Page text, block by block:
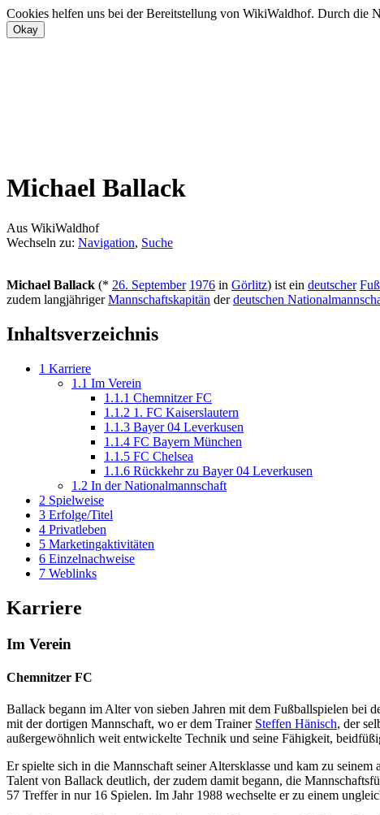
Cookies helfen uns bei der Bereitstellung von WikiWaldhof. Durch die
Michael Ballack
Aus WikiWaldhof
Wechseln zu: Navigation, Suche
Michael Ballack (* 26. September 1976 in Görlitz) ist ein deutscher
zudem langjährigerMannschaftskapitän derdeutschen
Inhaltsverzeichnis
1 Karriere
1.1 Im Verein
1.1.1 Chemnitzer FC
1.1.2 1. FC Kaiserslautern
1.1.3 Bayer 04 Leverkusen
1.1.4 FC Bayern München
1.1.5 FC Chelsea
1.1.6 Rückkehr zu Bayer 04 Leverkusen
1.2 In der Nationalmannschaft
2 Spielweise
3 Erfolge/Titel
4 Privatleben
5 Marketingaktivitäten
6 Einzelnachweise
7 Weblinks
Karriere
Im Verein
Chemnitzer FC
Ballack begann im Alter von sieben Jahren mit dem Fußballspielen bei
mit der dortigen Mannschaft, wo er dem Trainer Steffen Hänisch, der
außergewöhnlich weit entwickelte Technik und seine Fähigkeit,
Er spielte sich in die Mannschaft seiner Altersklasse und kam zu seinem
Talent von Ballack deutlich, der zudem damit begann, die
57 Treffer in nur 16 Spielen. Im Jahr 1988 wechselte er zu einem